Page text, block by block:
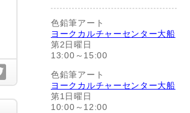
色鉛筆アート
ヨークカルチャーセンター大船
第2日曜日
13:00～15:00
色鉛筆アート
ヨークカルチャーセンター大船
第1日曜日
10:00～12:00